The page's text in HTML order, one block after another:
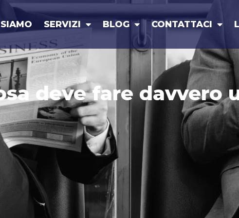
SERVIZI BLOG CONTATTACI
deve fare davvero